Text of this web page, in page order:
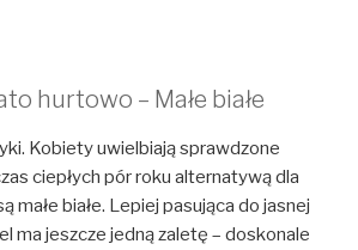
hurtowo – Małe białe
Kobiety uwielbiają sprawdzone
ciepłych pór roku alternatywą dla
małe białe. Lepiej pasująca do jasnej
ma jeszcze jedną zaletę – doskonale